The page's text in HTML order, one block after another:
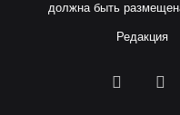
должна быть
Редакция